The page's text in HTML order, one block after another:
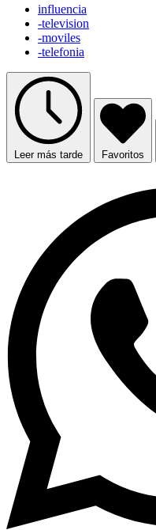
influencia
-television
-moviles
-telefonia
Leer más tarde Favoritos